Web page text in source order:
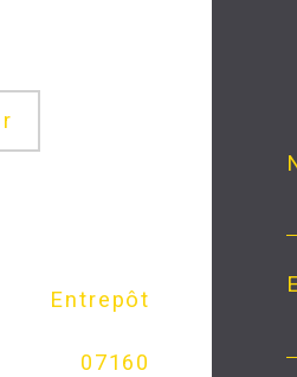
Entrepôt
07160